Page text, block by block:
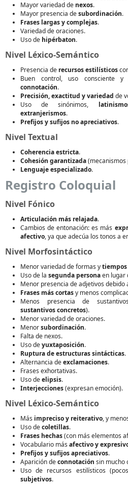
Mayor variedad de nexos.
Mayor presencia desubordinación.
Frases largas y complejas.
Variedad de oraciones.
Uso de hipérbaton.
Nivel Léxico-Semántico
Presencia de recursos estilísticos
Buen control, uso consciente y
connotación.
Precisión, exactitud y variedad de
Uso de sinónimos,
extranjerismos.
Prefijos y sufijos no apreciativos.
Nivel Textual
Coherencia estricta.
Cohesión garantizada(mecanismos
Lenguaje especializado.
Registro Coloquial
Nivel Fónico
Articulación más relajada.
Cambios de entonación: es más
afectivo, ya que adecúa los tonos a
Nivel Morfosintáctico
Menor variedad de formas y
Uso de la segunda personaen lugar
Menor presencia de adjetivos debido
Frases más cortasy menos
Menos presencia de
sustantivos concretos).
Menor variedad de oraciones.
Menorsubordinación.
Falta de nexos.
Uso deyuxtaposición.
Ruptura de estructuras sintácticas.
Alternancia deexclamaciones.
Frases exhortativas.
Uso deelipsis.
Interjecciones(expresan emoción).
Nivel Léxico-Semántico
Más impreciso y reiterativo, y
Uso decoletillas.
Frases hechas(con más elementos
Vocabulario más afectivo y
Prefijos y sufijos apreciativos.
Aparición deconnotación sin mucho
Uso de recursos estilísticos
subjetivos.